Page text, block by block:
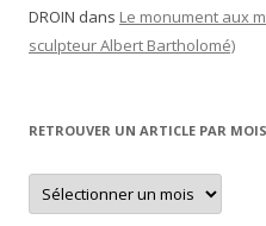
DROIN dans Le monument aux
sculpteur Albert Bartholomé)
RETROUVER UN ARTICLE PAR MOIS
Retrouver
un
article